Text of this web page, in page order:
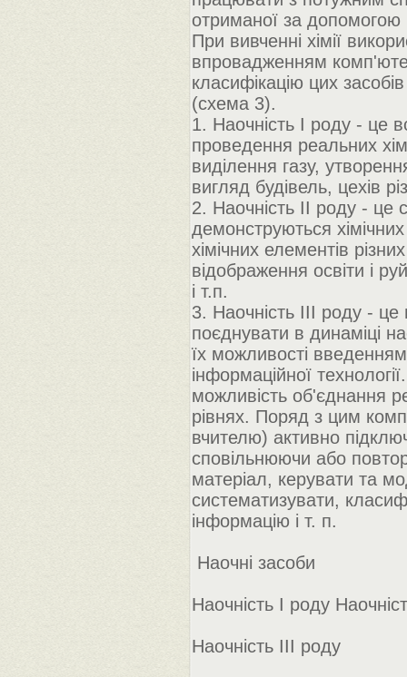
отриманої за допомогою
При вивченні хімії
впровадженням
класифікацію цих
(схема 3).
1. Наочність I роду - це
проведення реальних
виділення газу,
вигляд будівель, цехів
2. Наочність II роду - це
демонструються
хімічних елементів
відображення освіти і
і т.п.
3. Наочність III роду - це
поєднувати в динаміці
їх можливості
інформаційної
можливість об'єднання
рівнях. Поряд з цим
вчителю) активно
сповільнюючи або
матеріал, керувати та
систематизувати,
інформацію і т. п.
Наочні засоби
Наочність I роду
Наочність III роду